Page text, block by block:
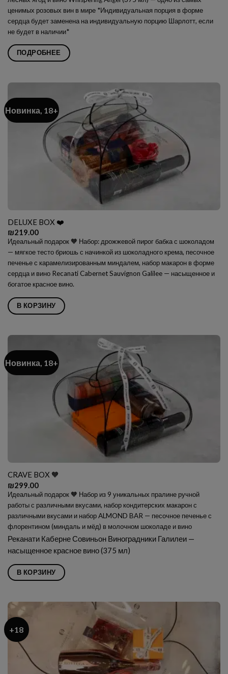
ценимых розовых вин в мире *Индивидуальная порция в форме
сердца будет заменена на индивидуальную порцию Шарлотт, если
не будет в наличии*
ПОДРОБНЕЕ
Новинка, 18+
DELUXE BOX ❤️
₪219.00
Идеальный подарок 🧡 Набор: дрожжевой пирог бабка с шоколадом
— мягкое тесто бриошь с начинкой из шоколадного крема, песочное
печенье с карамелизированным миндалем, набор макарон в форме
сердца и вино Recanati Cabernet Sauvignon Galilee — насыщенное и
богатое красное вино.
В КОРЗИНУ
Новинка, 18+
CRAVE BOX 🧡
₪299.00
Идеальный подарок 🧡 Набор из 9 уникальных пралине ручной
работы с различными вкусами, набор кондитерских макарон с
различными вкусами и набор ALMOND BAR — песочное печенье с
флорентином (миндаль и мёд) в молочном шоколаде и вино
Реканати Каберне Совиньон Виноградники Галилеи —
насыщенное красное вино (375 мл)
В КОРЗИНУ
+18